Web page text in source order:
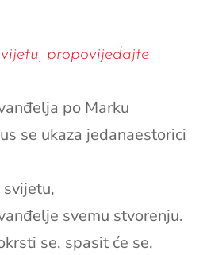
propovijedajte
po Marku
se ukaza jedanaestorici
svijetu,
svemu stvorenju.
se, spasit će se,